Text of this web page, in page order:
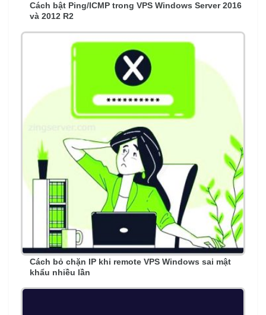
Cách bật Ping/ICMP trong VPS Windows Server 2016
và 2012 R2
Cách bỏ chặn IP khi remote VPS Windows sai mật
khẩu nhiều lần